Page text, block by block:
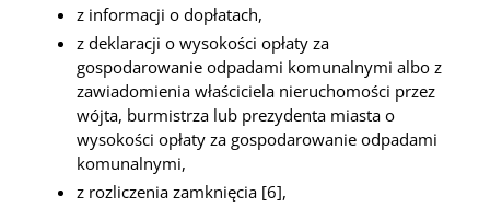
z informacji o dopłatach,
z deklaracji o wysokości opłaty za
gospodarowanie odpadami komunalnymi albo z
zawiadomienia właściciela nieruchomości przez
wójta, burmistrza lub prezydenta miasta o
wysokości opłaty za gospodarowanie odpadami
komunalnymi,
z rozliczenia zamknięcia [6],